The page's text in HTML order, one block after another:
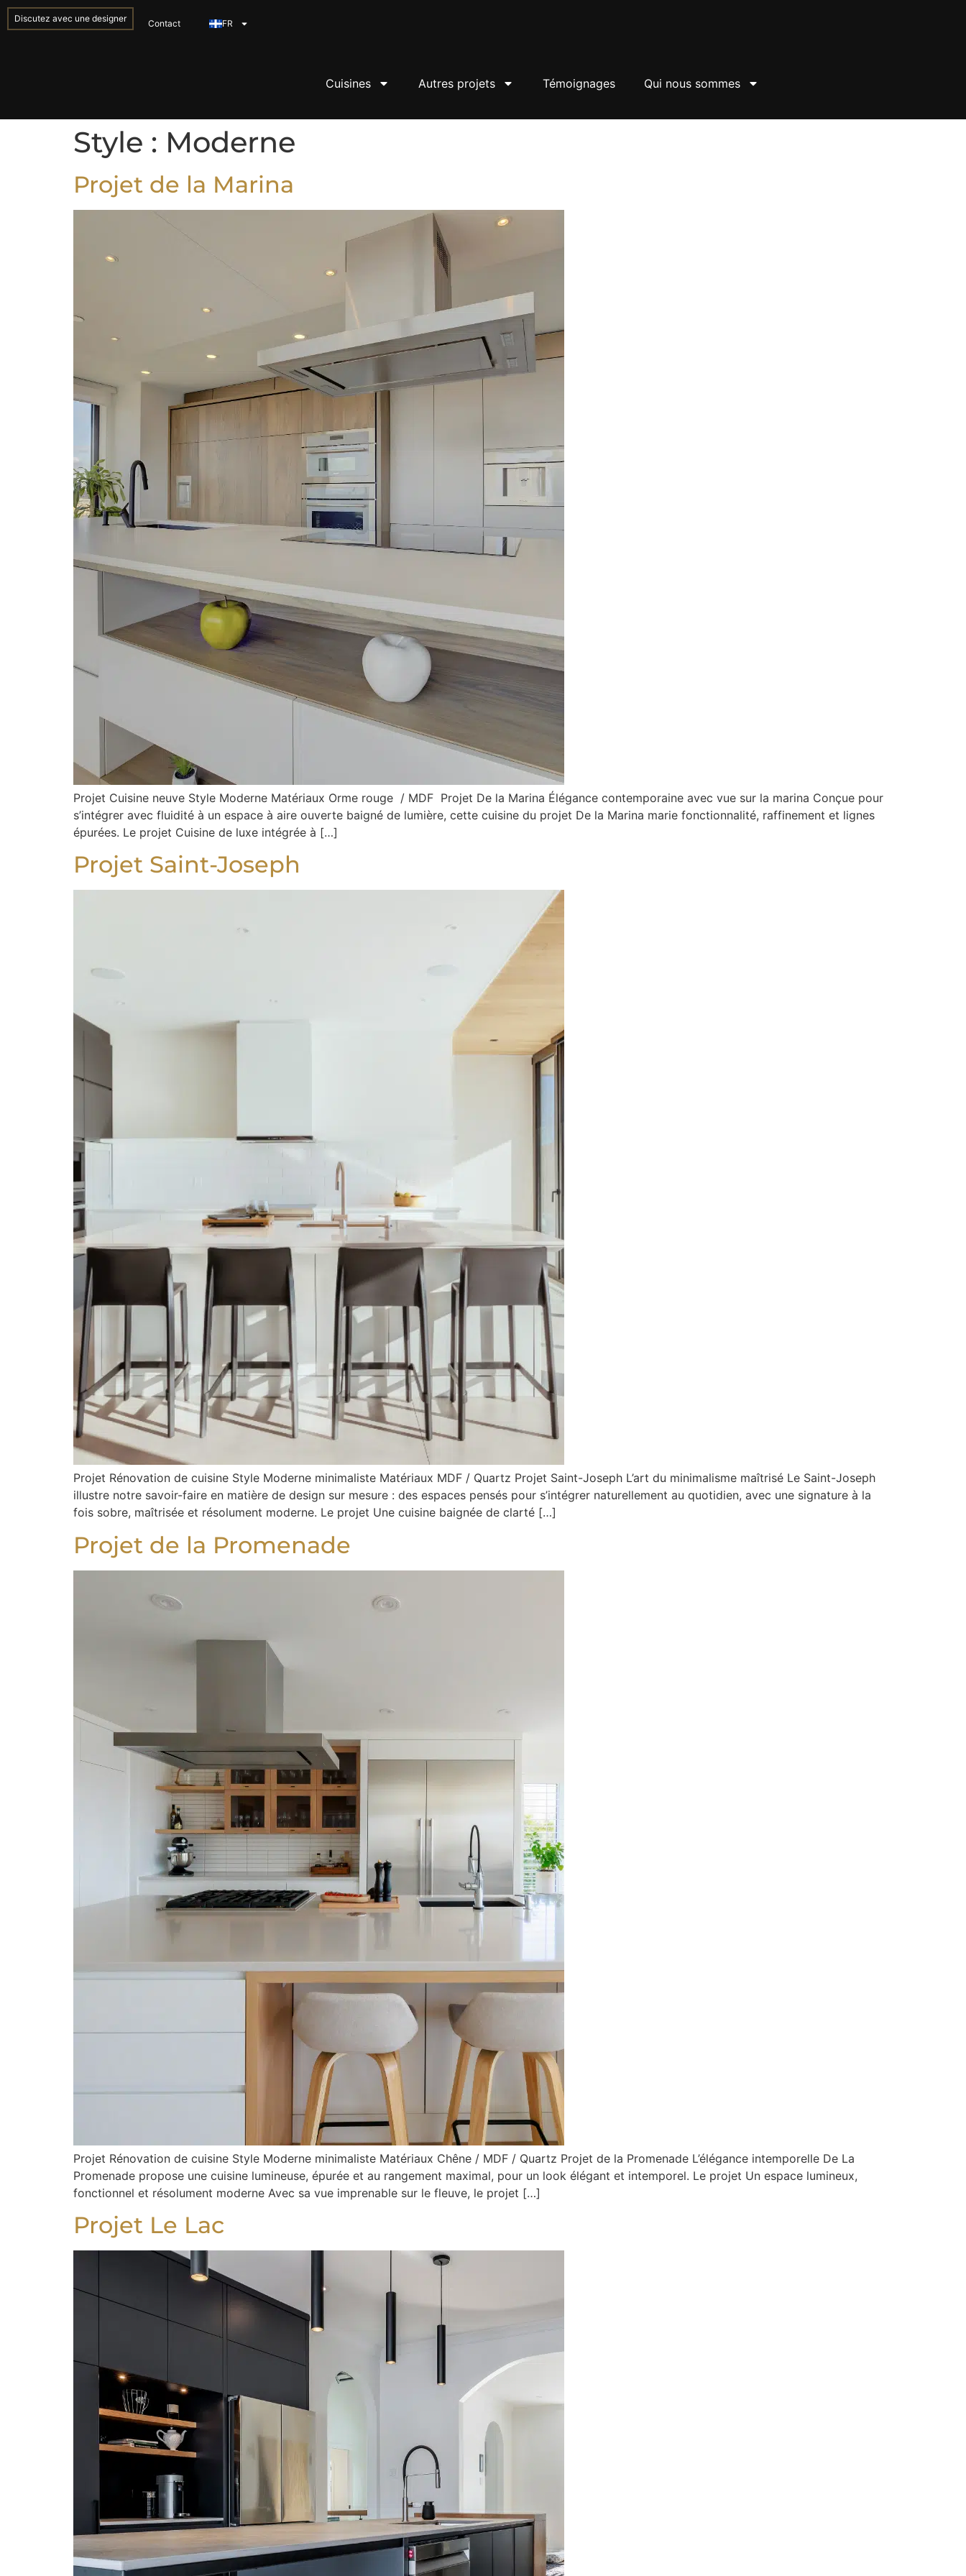
Discutez avec une designer Contact FR
Cuisines Autres projets Témoignages Qui nous sommes
Style : Moderne
Projet de la Marina
Projet Cuisine neuve Style Moderne Matériaux Orme rouge / MDF Projet De la Marina Élégance contemporaine avec vue sur la marina Conçue pour
s’intégrer avec fluidité à un espace à aire ouverte baigné de lumière, cette cuisine du projet De la Marina marie fonctionnalité, raffinement et lignes
épurées. Le projet Cuisine de luxe intégrée à […]
Projet Saint-Joseph
Projet Rénovation de cuisine Style Moderne minimaliste Matériaux MDF / Quartz Projet Saint-Joseph L’art du minimalisme maîtrisé Le Saint-Joseph
illustre notre savoir-faire en matière de design sur mesure : des espaces pensés pour s’intégrer naturellement au quotidien, avec une signature à la
fois sobre, maîtrisée et résolument moderne. Le projet Une cuisine baignée de clarté […]
Projet de la Promenade
Projet Rénovation de cuisine Style Moderne minimaliste Matériaux Chêne / MDF / Quartz Projet de la Promenade L’élégance intemporelle De La
Promenade propose une cuisine lumineuse, épurée et au rangement maximal, pour un look élégant et intemporel. Le projet Un espace lumineux,
fonctionnel et résolument moderne Avec sa vue imprenable sur le fleuve, le projet […]
Projet Le Lac